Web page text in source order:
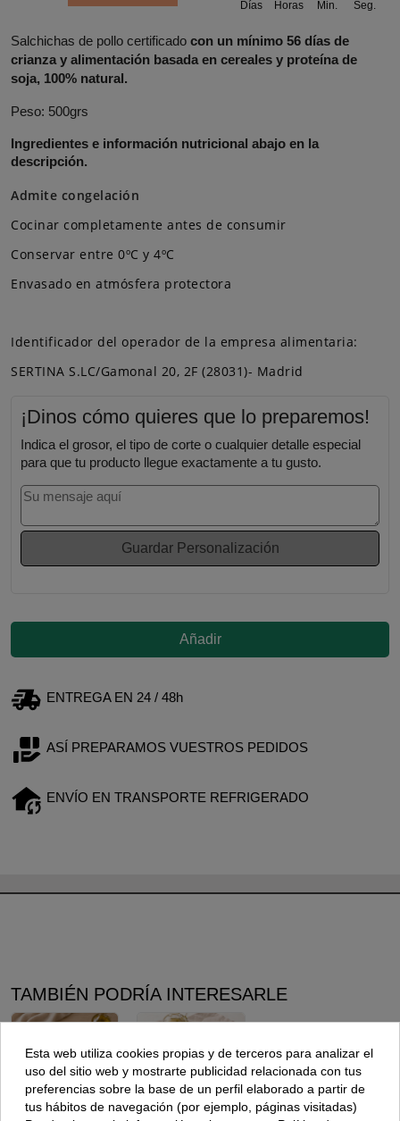
Días Horas Min. Seg.
Salchichas de pollo certificado con un mínimo 56 días de
crianza y alimentación basada en cereales y proteína de
soja, 100% natural.
Peso: 500grs
Ingredientes e información nutricional abajo en la
descripción.
Admite congelación
Cocinar completamente antes de consumir
Conservar entre 0ºC y 4ºC
Envasado en atmósfera protectora
Identificador del operador de la empresa alimentaria:
SERTINA S.LC/Gamonal 20, 2F (28031)- Madrid
¡Dinos cómo quieres que lo preparemos!
Indica el grosor, el tipo de corte o cualquier detalle especial
para que tu producto llegue exactamente a tu gusto.
Guardar Personalización
Añadir
ENTREGA EN 24 / 48h
ASÍ PREPARAMOS VUESTROS PEDIDOS
ENVÍO EN TRANSPORTE REFRIGERADO
TAMBIÉN PODRÍA INTERESARLE
Esta web utiliza cookies propias y de terceros para analizar el
uso del sitio web y mostrarte publicidad relacionada con tus
preferencias sobre la base de un perfil elaborado a partir de
tus hábitos de navegación (por ejemplo, páginas visitadas)